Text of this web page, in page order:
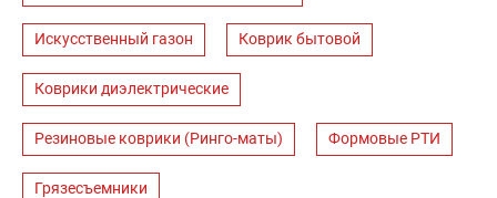
Искусственный газон Коврик бытовой
Коврики диэлектрические
Резиновые коврики (Ринго-маты) Формовые РТИ
Грязесъемники